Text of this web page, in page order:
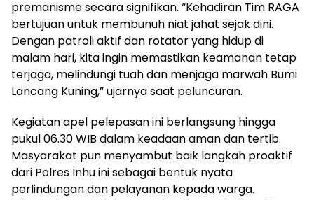
premanisme secara signifikan. “Kehadiran Tim RAGA
bertujuan untuk membunuh niat jahat sejak dini.
Dengan patroli aktif dan rotator yang hidup di
malam hari, kita ingin memastikan keamanan tetap
terjaga, melindungi tuah dan menjaga marwah Bumi
Lancang Kuning,” ujarnya saat peluncuran.
Kegiatan apel pelepasan ini berlangsung hingga
pukul 06.30 WIB dalam keadaan aman dan tertib.
Masyarakat pun menyambut baik langkah proaktif
dari Polres Inhu ini sebagai bentuk nyata
perlindungan dan pelayanan kepada warga.